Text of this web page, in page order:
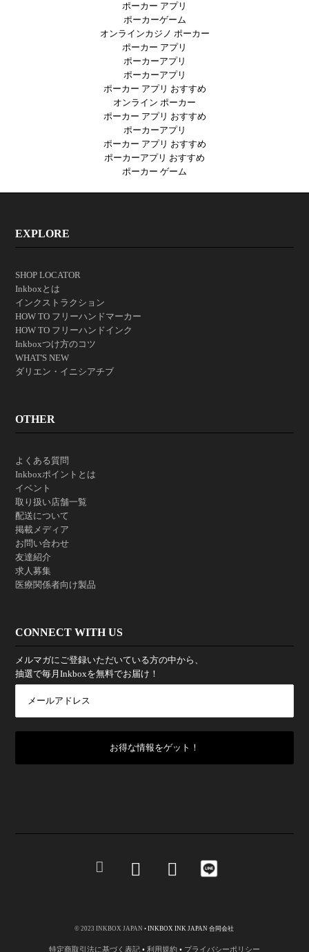
ポーカー アプリ
ポーカーゲーム
オンラインカジノ ポーカー
ポーカー アプリ
ポーカーアプリ
ポーカーアプリ
ポーカー アプリ おすすめ
オンライン ポーカー
ポーカー アプリ おすすめ
ポーカーアプリ
ポーカー アプリ おすすめ
ポーカーアプリ おすすめ
ポーカー ゲーム
EXPLORE
SHOP LOCATOR
Inkboxとは
インクストラクション
HOW TO フリーハンドマーカー
HOW TO フリーハンドインク
Inkboxつけ方のコツ
WHAT'S NEW
ダリエン・イニシアチブ
OTHER
よくある質問
Inkboxポイントとは
イベント
取り扱い店舗一覧
配送について
掲載メディア
お問い合わせ
友達紹介
求人募集
医療関係者向け製品
CONNECT WITH US
メルマガにご登録いただいている方の中から、
抽選で毎月Inkboxを無料でお届け！
© 2023 INKBOX JAPAN • INKBOX INK JAPAN 合同会社
特定商取引法に基づく表記• 利用規約• プライバシーポリシー